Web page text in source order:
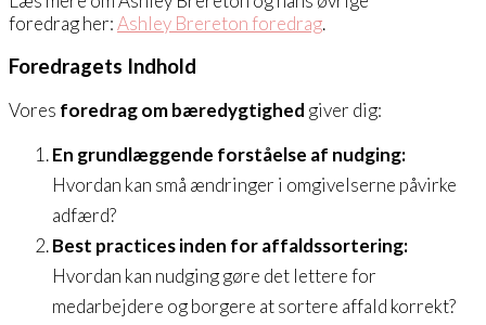
foredrag her:Ashley Brereton foredrag.
Foredragets Indhold
Vores foredrag om bæredygtighed giver dig:
En grundlæggende forståelse af nudging:
Hvordan kan små ændringer i omgivelserne påvirke
adfærd?
Best practices inden for affaldssortering:
Hvordan kan nudging gøre det lettere for
medarbejdere og borgere at sortere affald korrekt?